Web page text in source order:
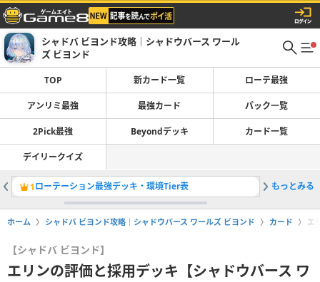
シャドバ ビヨンド攻略｜シャドウバース ワール
ズ ビヨンド
TOP 新カード一覧 ローテ最強
アンリミ最強 最強カード パック一覧
2Pick最強 Beyondデッキ カード一覧
デイリークイズ
1ローテーション最強デッキ・環境Tier表 2AFネメ
もっとみる
ホーム シャドバ ビヨンド攻略｜シャドウバース ワールズ ビヨンド カード エ
【シャドバ ビヨンド】
エリンの評価と採用デッキ【シャドウバース ワ